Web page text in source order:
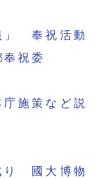
」 奉祝活動
祝委
施策など説
り 國大博物